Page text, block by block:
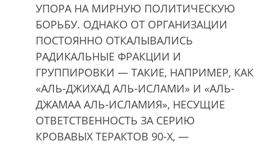
УПОРА НА МИРНУЮ ПОЛИТИЧЕСКУЮ
БОРЬБУ. ОДНАКО ОТ ОРГАНИЗАЦИИ
ПОСТОЯННО ОТКАЛЫВАЛИСЬ
РАДИКАЛЬНЫЕ ФРАКЦИИ И
ГРУППИРОВКИ — ТАКИЕ, НАПРИМЕР, КАК
«АЛЬ-ДЖИХАД АЛЬ-ИСЛАМИ» И «АЛЬ-
ДЖАМАА АЛЬ-ИСЛАМИЯ», НЕСУЩИЕ
ОТВЕТСТВЕННОСТЬ ЗА СЕРИЮ
КРОВАВЫХ ТЕРАКТОВ 90-Х, —